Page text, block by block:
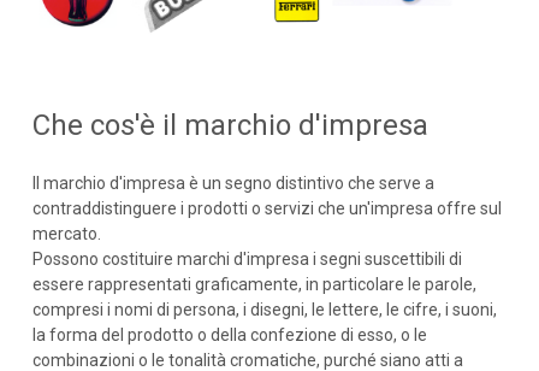
Che cos'è il marchio d'impresa
Il marchio d'impresa è un segno distintivo che serve a
contraddistinguere i prodotti o servizi che un'impresa offre sul
mercato.
Possono costituire marchi d'impresa i segni suscettibili di
essere rappresentati graficamente, in particolare le parole,
compresi i nomi di persona, i disegni, le lettere, le cifre, i suoni,
la forma del prodotto o della confezione di esso, o le
combinazioni o le tonalità cromatiche, purché siano atti a